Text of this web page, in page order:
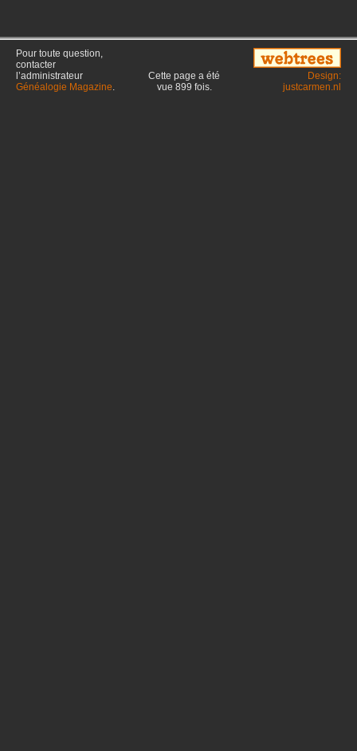
Pour toute question,
contacter
l’administrateur
Généalogie Magazine.
Cette page a été
vue 899 fois.
Design:
justcarmen.nl